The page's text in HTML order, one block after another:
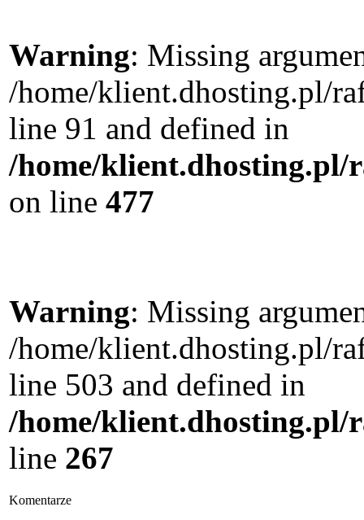
Warning: Missing
/home/klient.dhosting.pl/
line 91 and defined in
/home/klient.dhosting.pl/
on line 477
Warning: Missing
/home/klient.dhosting.pl/
line 503 and defined in
/home/klient.dhosting.pl/
line 267
Komentarze